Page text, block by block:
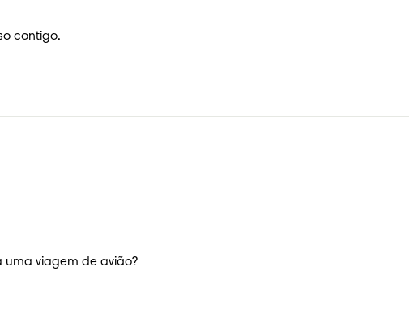
contigo.
uma viagem de avião?